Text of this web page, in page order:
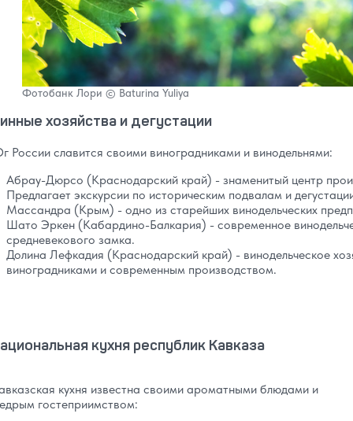
Фотобанк Лори © Baturina Yuliya
хозяйства и дегустации
России славится своими виноградниками и винодельнями:
Абрау-Дюрсо (Краснодарский край) - знаменитый центр
Предлагает экскурсии по историческим подвалам и
Массандра (Крым) - одно из старейших винодельческих
Шато Эркен (Кабардино-Балкария) - современное
средневекового замка.
Долина Лефкадия (Краснодарский край) - винодельческое
виноградниками и современным производством.
кухня республик Кавказа
кухня известна своими ароматными блюдами и
гостеприимством: